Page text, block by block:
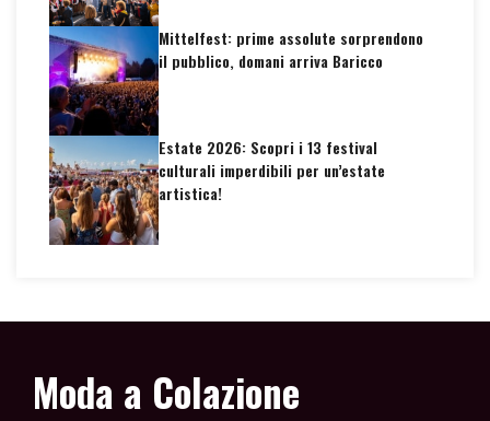
Mittelfest: prime assolute sorprendono
il pubblico, domani arriva Baricco
Estate 2026: Scopri i 13 festival
culturali imperdibili per un’estate
artistica!
Moda a Colazione